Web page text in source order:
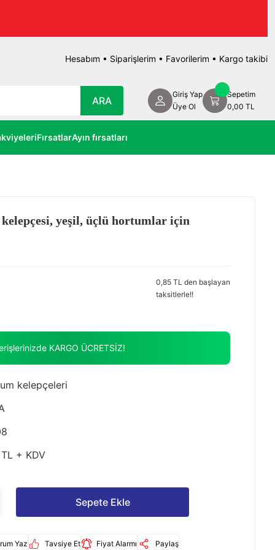
Hesabım • Siparişlerim • Favorilerim • Kargo takibi
ARA
Giriş Yap
Üye Ol
Sepetim
0,00 TL
FırsatlarAyın fırsatları
yeşil, üçlü hortumlar için
0,85 TL den başlayan
taksitlerle!!
KARGO ÜCRETSİZ!
kelepçeleri
+ KDV
Sepete Ekle
Yaz Tavsiye Et Fiyat Alarmı Paylaş